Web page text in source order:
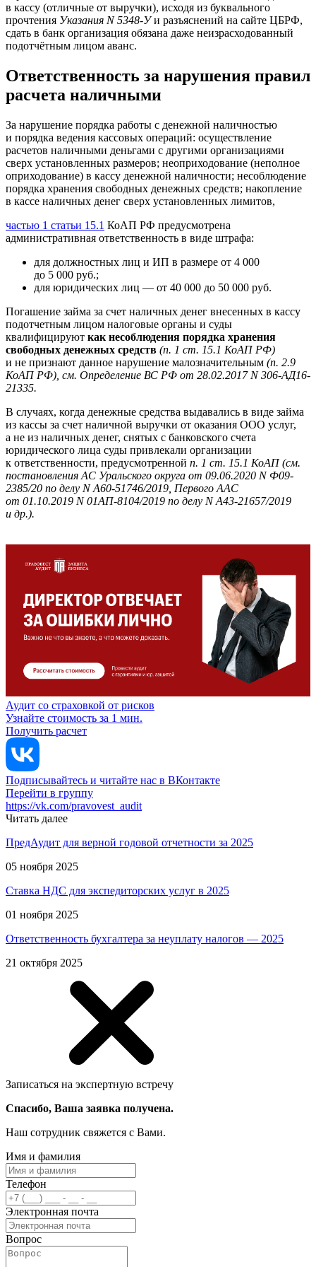
в кассу (отличные от выручки), исходя из буквального
прочтения Указания N 5348-Уи разъяснений на сайте ЦБРФ,
сдать в банк организация обязана даже неизрасходованный
подотчётным лицом аванс.
Ответственность за нарушения правил
расчета наличными
За нарушение порядка работы с денежной наличностью
и порядка ведения кассовых операций: осуществление
расчетов наличными деньгами с другими организациями
сверх установленных размеров; неоприходование (неполное
оприходование) в кассу денежной наличности; несоблюдение
порядка хранения свободных денежных средств; накопление
в кассе наличных денег сверх установленных лимитов,
частью 1 статьи 15.1 КоАП РФ предусмотрена
административная ответственность в виде штрафа:
для должностных лиц и ИП в размере от 4 000
до 5 000 руб.;
для юридических лиц — от 40 000 до 50 000 руб.
Погашение займа за счет наличных денег внесенных в кассу
подотчетным лицом налоговые органы и суды
квалифицируют как несоблюдения порядка хранения
свободных денежных средств (п. 1 ст. 15.1 КоАП РФ)
и не признают данное нарушение малозначительным (п. 2.9
КоАП РФ), см. Определение ВС РФ от 28.02.2017 N 306-АД16-
21335.
В случаях, когда денежные средства выдавались в виде займа
из кассы за счет наличной выручки от оказания ООО услуг,
а не из наличных денег, снятых с банковского счета
юридического лица суды привлекали организации
к ответственности, предусмотренной п. 1 ст. 15.1 КоАП (см.
постановления АС Уральского округа от 09.06.2020 N Ф09-
2385/20 по делу N А60-51746/2019, Первого ААС
от 01.10.2019 N 01АП-8104/2019 по делу N А43-21657/2019
и др.).
Аудит со страховкой от рисков
Узнайте стоимость за 1 мин.
Получить расчет
Подписывайтесь и читайте нас в ВКонтакте
Перейти в группу
https://vk.com/pravovest_audit
Читать далее
ПредАудит для верной годовой отчетности за 2025
05 ноября 2025
Ставка НДС для экспедиторских услуг в 2025
01 ноября 2025
Ответственность бухгалтера за неуплату налогов — 2025
21 октября 2025
Записаться на экспертную встречу
Спасибо, Ваша заявка получена.
Наш сотрудник свяжется с Вами.
Имя и фамилия
Телефон
Электронная почта
Вопрос